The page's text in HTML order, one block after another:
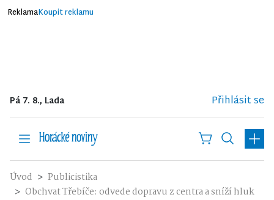
ReklamaKoupit reklamu
Pá 7. 8., Lada Přihlásit se
Úvod
Publicistika
Obchvat Třebíče: odvede dopravu z centra a sníží hluk